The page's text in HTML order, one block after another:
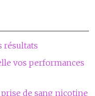
résultats
vos performances
de sang nicotine